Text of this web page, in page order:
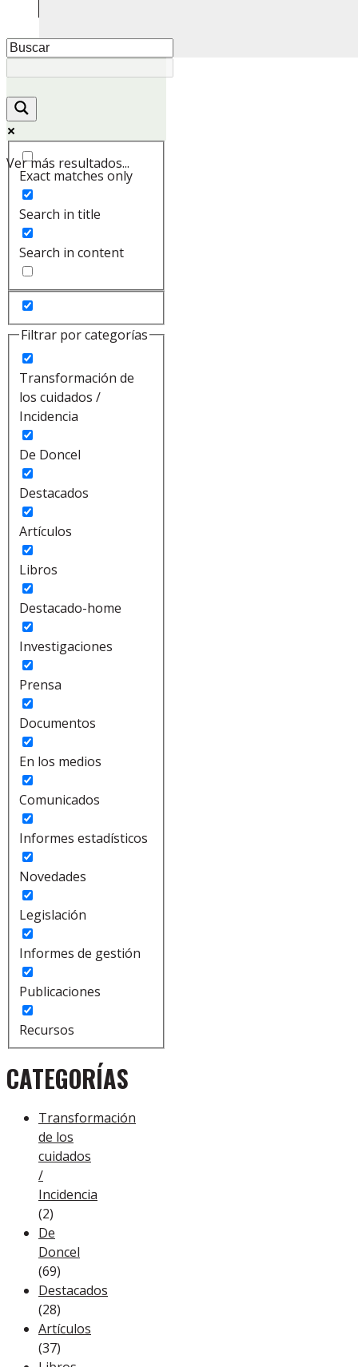
Ver más resultados...
Exact matches only
Search in title
Search in content
Filtrar por categorías
Transformación de
los cuidados /
Incidencia
De Doncel
Destacados
Artículos
Libros
Destacado-home
Investigaciones
Prensa
Documentos
En los medios
Comunicados
Informes estadísticos
Novedades
Legislación
Informes de gestión
Publicaciones
Recursos
CATEGORÍAS
Transformación
de los
cuidados
/
Incidencia
(2)
De
Doncel
(69)
Destacados
(28)
Artículos
(37)